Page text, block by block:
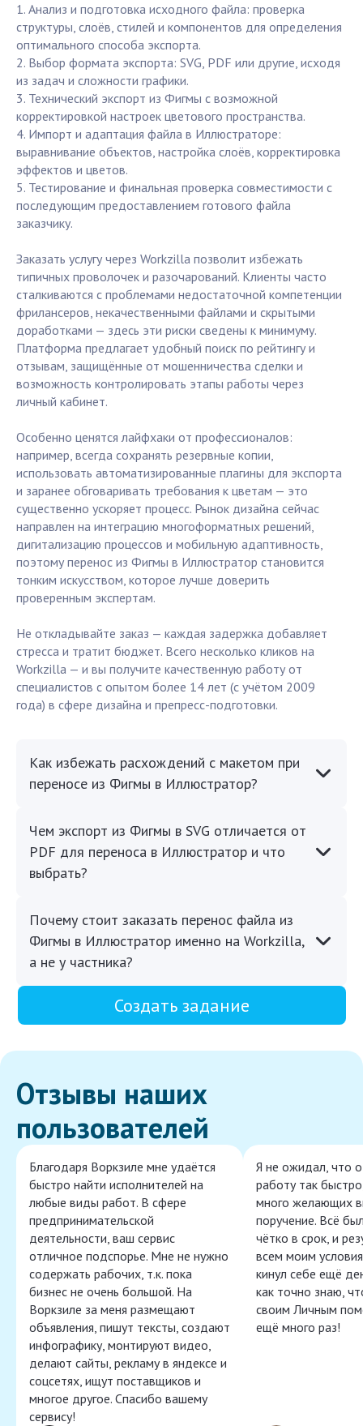
1. Анализ и подготовка исходного файла: проверка
структуры, слоёв, стилей и компонентов для определения
оптимального способа экспорта.
2. Выбор формата экспорта: SVG, PDF или другие, исходя
из задач и сложности графики.
3. Технический экспорт из Фигмы с возможной
корректировкой настроек цветового пространства.
4. Импорт и адаптация файла в Иллюстраторе:
выравнивание объектов, настройка слоёв, корректировка
эффектов и цветов.
5. Тестирование и финальная проверка совместимости с
последующим предоставлением готового файла
заказчику.
Заказать услугу через Workzilla позволит избежать
типичных проволочек и разочарований. Клиенты часто
сталкиваются с проблемами недостаточной компетенции
фрилансеров, некачественными файлами и скрытыми
доработками — здесь эти риски сведены к минимуму.
Платформа предлагает удобный поиск по рейтингу и
отзывам, защищённые от мошенничества сделки и
возможность контролировать этапы работы через
личный кабинет.
Особенно ценятся лайфхаки от профессионалов:
например, всегда сохранять резервные копии,
использовать автоматизированные плагины для экспорта
и заранее обговаривать требования к цветам — это
существенно ускоряет процесс. Рынок дизайна сейчас
направлен на интеграцию многоформатных решений,
дигитализацию процессов и мобильную адаптивность,
поэтому перенос из Фигмы в Иллюстратор становится
тонким искусством, которое лучше доверить
проверенным экспертам.
Не откладывайте заказ — каждая задержка добавляет
стресса и тратит бюджет. Всего несколько кликов на
Workzilla — и вы получите качественную работу от
специалистов с опытом более 14 лет (с учётом 2009
года) в сфере дизайна и препресс-подготовки.
Как избежать расхождений с макетом при
переносе из Фигмы в Иллюстратор?
Чем экспорт из Фигмы в SVG отличается от
PDF для переноса в Иллюстратор и что
выбрать?
Почему стоит заказать перенос файла из
Фигмы в Иллюстратор именно на Workzilla,
а не у частника?
Создать задание
Отзывы наших
пользователей
Благодаря Воркзиле мне удаётся
быстро найти исполнителей на
любые виды работ. В сфере
предпринимательской
деятельности, ваш сервис
отличное подспорье. Мне не нужно
содержать рабочих, т.к. пока
бизнес не очень большой. На
Воркзиле за меня размещают
объявления, пишут тексты, создают
инфографику, монтируют видео,
делают сайты, рекламу в яндексе и
соцсетях, ищут поставщиков и
многое другое. Спасибо вашему
сервису!
Я не ожидал, что
работу так
много желающих
поручение. Всё
чётко в срок, и
всем моим
кинул себе ещё
как точно знаю,
своим Личным
ещё много раз!